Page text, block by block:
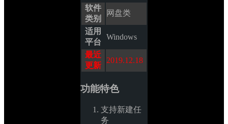
软件
类别
网盘类
适用
平台
Windows
最近
更新
2019.12.18
功能特色
支持新建任
务